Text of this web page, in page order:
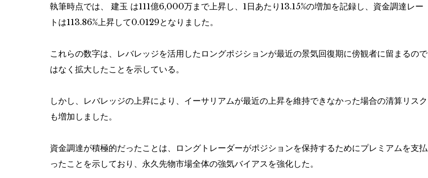
執筆時点では、 建玉 は111億6,000万まで上昇し、1日あたり13.15%の増加を記録し、資金調達レー
トは113.86%上昇して0.0129となりました。
これらの数字は、レバレッジを活用したロングポジションが最近の景気回復期に傍観者に留まるので
はなく拡大したことを示している。
しかし、レバレッジの上昇により、イーサリアムが最近の上昇を維持できなかった場合の清算リスク
も増加しました。
資金調達が積極的だったことは、ロングトレーダーがポジションを保持するためにプレミアムを支払
ったことを示しており、永久先物市場全体の強気バイアスを強化した。